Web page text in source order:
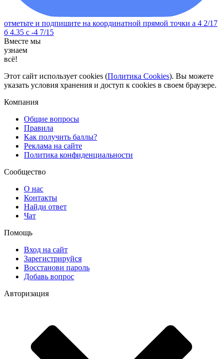
отметьте и подпишите на координатной прямой точки а 4 2/17
б 4.35 с -4 7/15
Вместе мы
узнаем
всё!
Этот сайт использует cookies (Политика Cookies). Вы можете
указать условия хранения и доступ к cookies в своем браузере.
Компания
Общие вопросы
Правила
Как получить баллы?
Реклама на сайте
Политика конфиденциальности
Сообщество
О нас
Контакты
Найди ответ
Чат
Помощь
Вход на сайт
Зарегистрируйся
Восстанови пароль
Добавь вопрос
Авторизация